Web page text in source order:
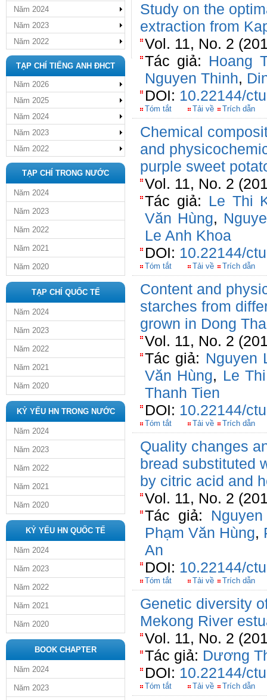
Năm 2024
Năm 2023
Năm 2022
TẠP CHÍ TIẾNG ANH ĐHCT
Năm 2026
Năm 2025
Năm 2024
Năm 2023
Năm 2022
TẠP CHÍ TRONG NƯỚC
Năm 2024
Năm 2023
Năm 2022
Năm 2021
Năm 2020
TẠP CHÍ QUỐC TẾ
Năm 2024
Năm 2023
Năm 2022
Năm 2021
Năm 2020
KỶ YẾU HN TRONG NƯỚC
Năm 2024
Năm 2023
Năm 2022
Năm 2021
Năm 2020
KỶ YẾU HN QUỐC TẾ
Năm 2024
Năm 2023
Năm 2022
Năm 2021
Năm 2020
BOOK CHAPTER
Năm 2024
Năm 2023
Study on the
extraction from
Vol. 11, No. 2
Tác giả: Hoang
Nguyen Thinh,
DOI: 10.22144/
Tóm tắt Tải về Trích dẫn
Chemical
and
purple sweet
Vol. 11, No. 2
Tác giả: Le Thi
Văn Hùng,
Le Anh Khoa
DOI: 10.22144/
Tóm tắt Tải về Trích dẫn
Content and
starches from
grown in Dong
Vol. 11, No. 2
Tác giả: Nguyen
Văn Hùng, Le
Thanh Tien
DOI: 10.22144/
Tóm tắt Tải về Trích dẫn
Quality changes
bread substituted
by citric acid and
Vol. 11, No. 2
Tác giả:
Phạm Văn Hùng,
An
DOI: 10.22144/
Tóm tắt Tải về Trích dẫn
Genetic diversity
Mekong River
Vol. 11, No. 2
Tác giả: Dương
DOI: 10.22144/
Tóm tắt Tải về Trích dẫn